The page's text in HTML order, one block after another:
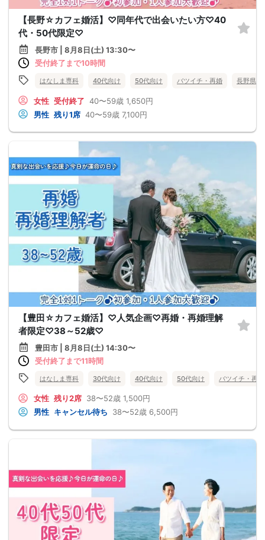
【長野☆カフェ婚活】♡同年代で出会いたい方♡40
代・50代限定♡
長野市 | 8月8日(土) 13:30〜
受付終了まで10時間
はなしま専科 40代向け 50代向け バツイチ・再婚 長野県
女性 受付終了 40〜59歳 1,650円
男性 残り1席 40〜59歳 7,100円
【豊田☆カフェ婚活】♡人気企画♡再婚・再婚理解
者限定♡38～52歳♡
豊田市 | 8月8日(土) 14:30〜
受付終了まで11時間
はなしま専科 30代向け 40代向け 50代向け バツイチ・再婚
女性 残り2席 38〜52歳 1,500円
男性 キャンセル待ち 38〜52歳 6,500円